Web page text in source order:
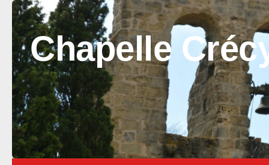
Skip to content
Chapelle